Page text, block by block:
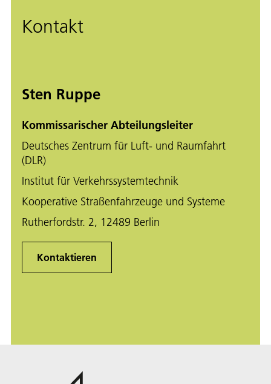
Kontakt
Sten Ruppe
Kommissarischer Abteilungsleiter
Deutsches Zentrum für Luft- und Raumfahrt
(DLR)
Institut für Verkehrssystemtechnik
Kooperative Straßenfahrzeuge und Systeme
Rutherfordstr. 2, 12489 Berlin
Kontaktieren